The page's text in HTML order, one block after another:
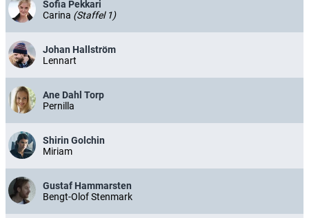
Sofia Pekkari
Carina (Staffel 1)
Johan Hallström
Lennart
Ane Dahl Torp
Pernilla
Shirin Golchin
Miriam
Gustaf Hammarsten
Bengt-Olof Stenmark